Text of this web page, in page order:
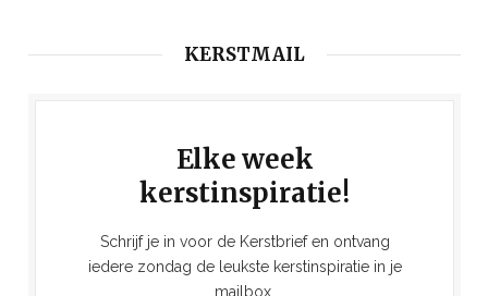
KERSTMAIL
Elke week
kerstinspiratie!
Schrijf je in voor de Kerstbrief en ontvang
iedere zondag de leukste kerstinspiratie in je
mailbox.